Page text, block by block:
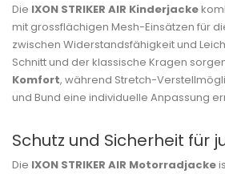
Die IXON STRIKER AIR Kinderjacke
mit grossflächigen Mesh-Einsätzen für
zwischen Widerstandsfähigkeit und
Schnitt und der klassische Kragen
Komfort, während Stretch-
und Bund eine individuelle Anpassung
Schutz und Sicherheit für
Die IXON STRIKER AIR Motorradjacke